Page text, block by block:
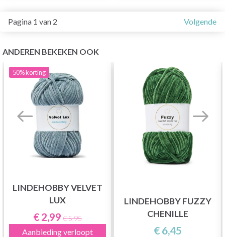
Pagina 1 van 2 Volgende
ANDEREN BEKEKEN OOK
50%korting
LINDEHOBBY VELVET
LUX
€ 2,99 € 5,95
Aanbieding verloopt
LINDEHOBBY FUZZY
CHENILLE
€ 6,45